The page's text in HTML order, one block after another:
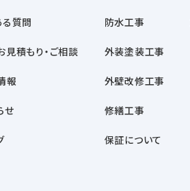
る質問
見積もり・ご相談
報
せ
防水工事
外装塗装工事
外壁改修工事
修繕工事
保証について